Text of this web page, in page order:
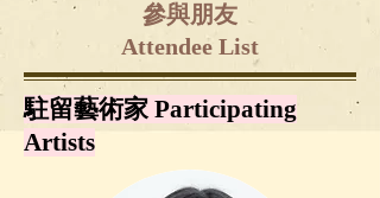
參與朋友
Attendee List
駐留藝術家 Participating
Artists